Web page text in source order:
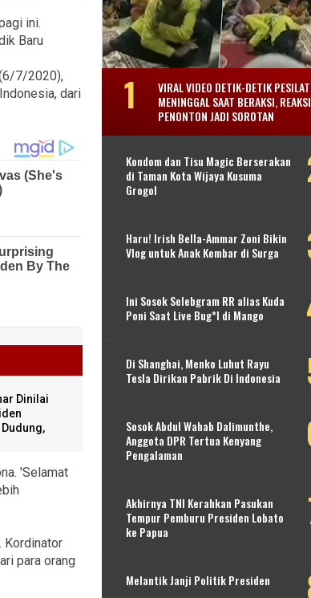
ini.
Baru
7/2020),
dari
Dinilai
'Selamat
Kordinator
para orang
VIRAL VIDEO DETIK-DETIK PESILAT
MENINGGAL SAAT BERAKSI, REAKSI
PENONTON JADI SOROTAN
Kondom dan Tisu Magic Berserakan
di Taman Kota Wijaya Kusuma
Grogol
Haru! Irish Bella-Ammar Zoni Bikin
Vlog untuk Anak Kembar di Surga
Ini Sosok Selebgram RR alias Kuda
Poni Saat Live Bug*l di Mango
Di Shanghai, Menko Luhut Rayu
Tesla Dirikan Pabrik Di Indonesia
Sosok Abdul Wahab Dalimunthe,
Anggota DPR Tertua Kenyang
Pengalaman
Akhirnya TNI Kerahkan Pasukan
Tempur Pemburu Presiden Lobato
ke Papua
Melantik Janji Politik Presiden